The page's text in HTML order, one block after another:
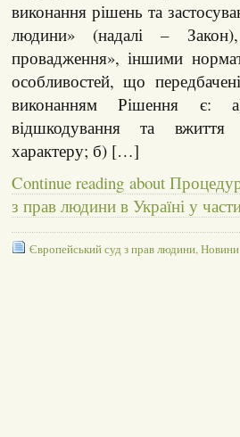
виконання рішень та
людини» (надалі –
провадження», іншими
особливостей, що
виконанням Рішення є: а)
відшкодування та вжиття
характеру; б) […]
Continue reading about
з прав людини в Україні у
Європейський суд з прав людини,Новини